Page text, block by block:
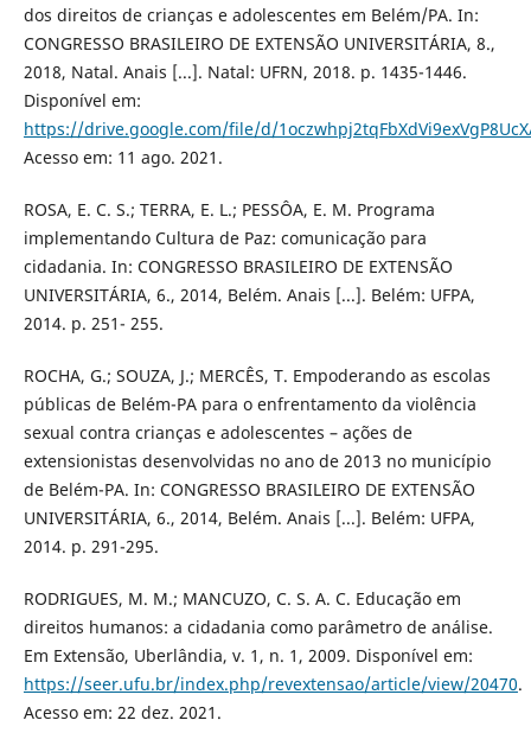
dos direitos de crianças e adolescentes em Belém/PA. In:
CONGRESSO BRASILEIRO DE EXTENSÃO UNIVERSITÁRIA, 8.,
2018, Natal. Anais [...]. Natal: UFRN, 2018. p. 1435-1446.
Disponível em:
https://drive.google.com/file/d/
Acesso em: 11 ago. 2021.
ROSA, E. C. S.; TERRA, E. L.; PESSÔA, E. M. Programa
implementando Cultura de Paz: comunicação para
cidadania. In: CONGRESSO BRASILEIRO DE EXTENSÃO
UNIVERSITÁRIA, 6., 2014, Belém. Anais [...]. Belém: UFPA,
2014. p. 251- 255.
ROCHA, G.; SOUZA, J.; MERCÊS, T. Empoderando as escolas
públicas de Belém-PA para o enfrentamento da violência
sexual contra crianças e adolescentes – ações de
extensionistas desenvolvidas no ano de 2013 no município
de Belém-PA. In: CONGRESSO BRASILEIRO DE EXTENSÃO
UNIVERSITÁRIA, 6., 2014, Belém. Anais [...]. Belém: UFPA,
2014. p. 291-295.
RODRIGUES, M. M.; MANCUZO, C. S. A. C. Educação em
direitos humanos: a cidadania como parâmetro de análise.
Em Extensão, Uberlândia, v. 1, n. 1, 2009. Disponível em:
https://seer.ufu.br/index.php/revextensao/article/view/20470.
Acesso em: 22 dez. 2021.